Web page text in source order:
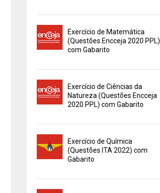
Exercício de Matemática
(Questões Encceja 2020 PPL)
com Gabarito
Exercício de Ciências da
Natureza (Questões Encceja
2020 PPL) com Gabarito
Exercício de Química
(Questões ITA 2022) com
Gabarito